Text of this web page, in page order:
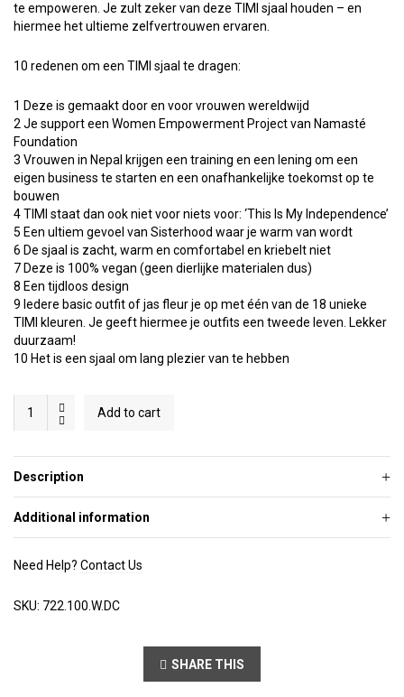
te empoweren. Je zult zeker van deze TIMI sjaal houden – en
hiermee het ultieme zelfvertrouwen ervaren.
10 redenen om een TIMI sjaal te dragen:
1 Deze is gemaakt door en voor vrouwen wereldwijd
2 Je support een Women Empowerment Project van Namasté
Foundation
3 Vrouwen in Nepal krijgen een training en een lening om een
eigen business te starten en een onafhankelijke toekomst op te
bouwen
4 TIMI staat dan ook niet voor niets voor: ‘This Is My Independence’
5 Een ultiem gevoel van Sisterhood waar je warm van wordt
6 De sjaal is zacht, warm en comfortabel en kriebelt niet
7 Deze is 100% vegan (geen dierlijke materialen dus)
8 Een tijdloos design
9 Iedere basic outfit of jas fleur je op met één van de 18 unieke
TIMI kleuren. Je geeft hiermee je outfits een tweede leven. Lekker
duurzaam!
10 Het is een sjaal om lang plezier van te hebben
Cream
Add to cart
Description
Additional information
Need Help? Contact Us
SKU: 722.100.W.DC
SHARE THIS